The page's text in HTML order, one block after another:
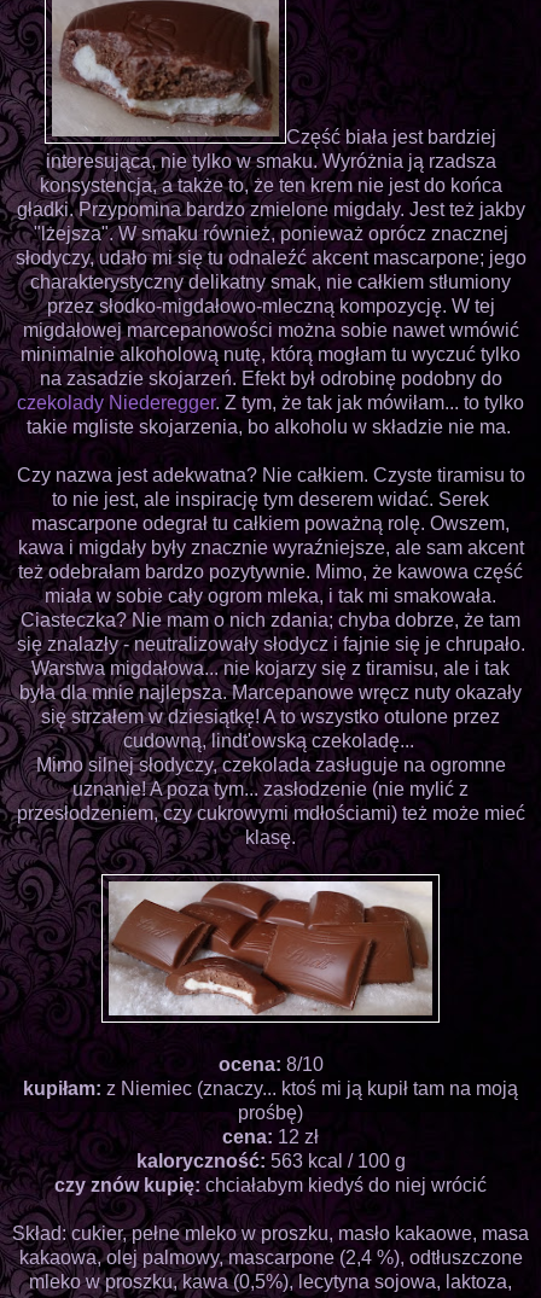
Część biała jest bardziej
interesująca, nie tylko w smaku. Wyróżnia ją rzadsza
konsystencja, a także to, że ten krem nie jest do końca
gładki. Przypomina bardzo zmielone migdały. Jest też jakby
"lżejsza". W smaku również, ponieważ oprócz znacznej
słodyczy, udało mi się tu odnaleźć akcent mascarpone; jego
charakterystyczny delikatny smak, nie całkiem stłumiony
przez słodko-migdałowo-mleczną kompozycję. W tej
migdałowej marcepanowości można sobie nawet wmówić
minimalnie alkoholową nutę, którą mogłam tu wyczuć tylko
na zasadzie skojarzeń. Efekt był odrobinę podobny do
czekolady Niederegger. Z tym, że tak jak mówiłam... to tylko
takie mgliste skojarzenia, bo alkoholu w składzie nie ma.
Czy nazwa jest adekwatna? Nie całkiem. Czyste tiramisu to
to nie jest, ale inspirację tym deserem widać. Serek
mascarpone odegrał tu całkiem poważną rolę. Owszem,
kawa i migdały były znacznie wyraźniejsze, ale sam akcent
też odebrałam bardzo pozytywnie. Mimo, że kawowa część
miała w sobie cały ogrom mleka, i tak mi smakowała.
Ciasteczka? Nie mam o nich zdania; chyba dobrze, że tam
się znalazły - neutralizowały słodycz i fajnie się je chrupało.
Warstwa migdałowa... nie kojarzy się z tiramisu, ale i tak
była dla mnie najlepsza. Marcepanowe wręcz nuty okazały
się strzałem w dziesiątkę! A to wszystko otulone przez
cudowną, lindt'owską czekoladę...
Mimo silnej słodyczy, czekolada zasługuje na ogromne
uznanie! A poza tym... zasłodzenie (nie mylić z
przesłodzeniem, czy cukrowymi mdłościami) też może mieć
klasę.
ocena: 8/10
kupiłam: z Niemiec (znaczy... ktoś mi ją kupił tam na moją
prośbę)
cena: 12 zł
kaloryczność: 563 kcal / 100 g
czy znów kupię: chciałabym kiedyś do niej wrócić
Skład: cukier, pełne mleko w proszku, masło kakaowe, masa
kakaowa, olej palmowy, mascarpone (2,4 %), odtłuszczone
mleko w proszku, kawa (0,5%), lecytyna sojowa, laktoza,